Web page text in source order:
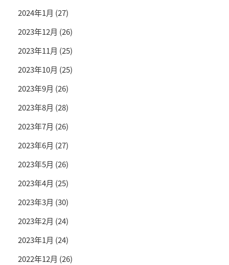
2024年1月 (27)
2023年12月 (26)
2023年11月 (25)
2023年10月 (25)
2023年9月 (26)
2023年8月 (28)
2023年7月 (26)
2023年6月 (27)
2023年5月 (26)
2023年4月 (25)
2023年3月 (30)
2023年2月 (24)
2023年1月 (24)
2022年12月 (26)